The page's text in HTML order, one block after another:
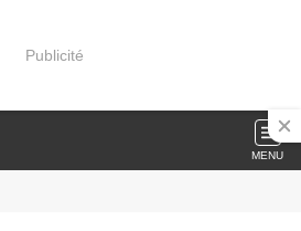
Publicité
MENU